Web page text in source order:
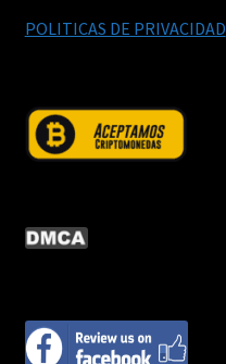
POLITICAS DE PRIVACIDAD